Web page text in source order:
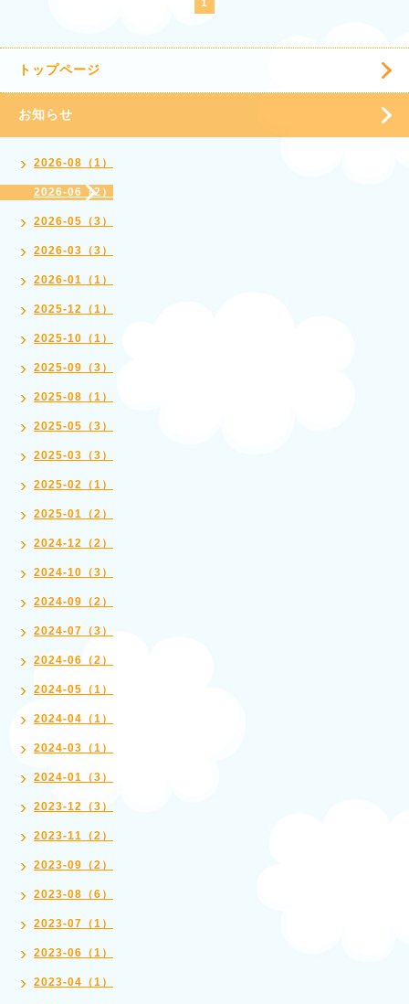
1
トップページ
お知らせ
2026-08（1）
2026-06（2）
2026-05（3）
2026-03（3）
2026-01（1）
2025-12（1）
2025-10（1）
2025-09（3）
2025-08（1）
2025-05（3）
2025-03（3）
2025-02（1）
2025-01（2）
2024-12（2）
2024-10（3）
2024-09（2）
2024-07（3）
2024-06（2）
2024-05（1）
2024-04（1）
2024-03（1）
2024-01（3）
2023-12（3）
2023-11（2）
2023-09（2）
2023-08（6）
2023-07（1）
2023-06（1）
2023-04（1）